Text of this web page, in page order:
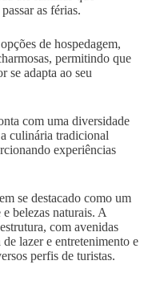
as férias.
de hospedagem,
permitindo que
se adapta ao seu
com uma diversidade
culinária tradicional
experiências
se destacado como um
belezas naturais. A
com avenidas
lazer e entretenimento e
perfis de turistas.